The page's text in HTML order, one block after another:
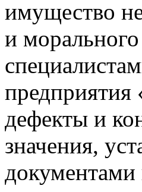
имущество
и
предприятия
дефекты и
значения,